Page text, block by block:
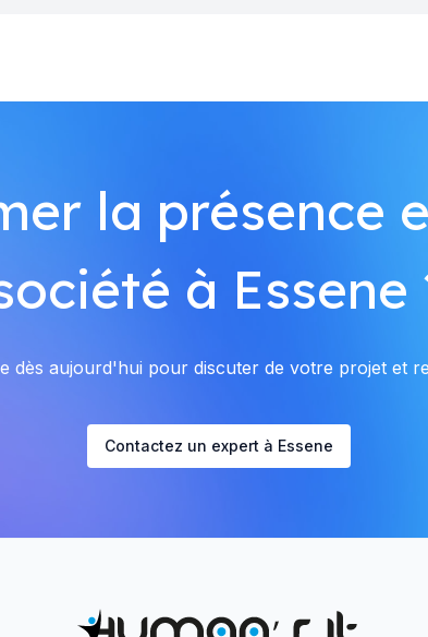
la présence
à Essene
dès aujourd'hui pour discuter de votre projet et
Contactez un expert à Essene